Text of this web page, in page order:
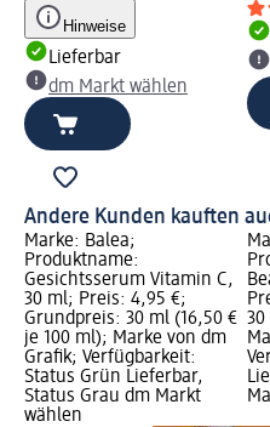
Hinweise
Lieferbar
dm Markt wählen
Andere Kunden kauften
Marke: Balea;
Produktname:
Gesichtsserum Vitamin C,
30 ml; Preis: 4,95 €;
Grundpreis: 30 ml (16,50 €
je 100 ml); Marke von dm
Grafik; Verfügbarkeit:
Status Grün Lieferbar,
Status Grau dm Markt
wählen
30